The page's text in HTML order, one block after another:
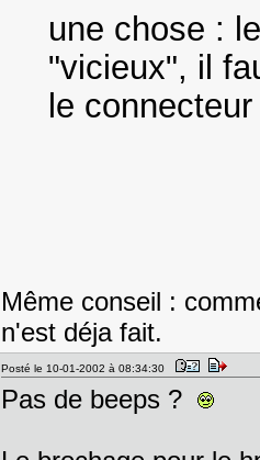
une chose :
"vicieux", il
le
Même conseil :
n'est déja fait.
Posté le 10-01-2002 à 08:34:30
Pas de beeps ?